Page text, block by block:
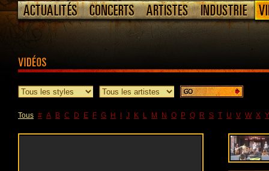
Tous # A B C D E F G H J K L M N O P Q R S T U V W X Y